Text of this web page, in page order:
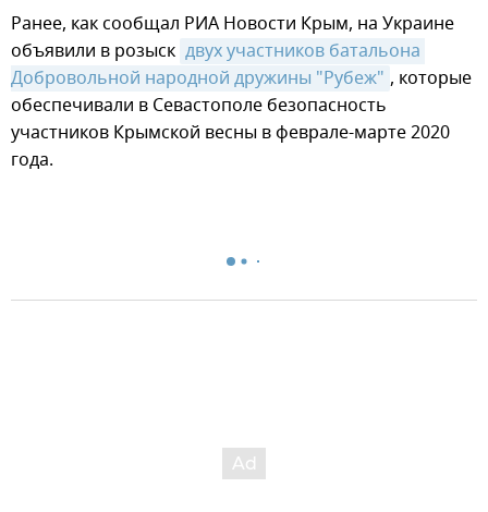
Ранее, как сообщал РИА Новости Крым, на Украине
объявили в розыск двух участников батальона
Добровольной народной дружины "Рубеж" , которые
обеспечивали в Севастополе безопасность
участников Крымской весны в феврале-марте 2020
года.